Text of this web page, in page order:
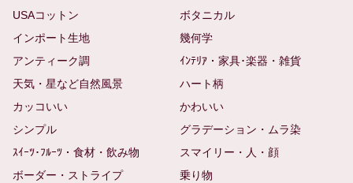
USAコットン
ボタニカル
インポート生地
幾何学
アンティーク調
ｲﾝﾃﾘｱ・家具･楽器・雑貨
天気・星など自然風景
ハート柄
カッコいい
かわいい
シンプル
グラデーション・ムラ染
ｽｲｰﾂ･ﾌﾙｰﾂ・食材・飲み物
スマイリー・人・顔
ボーダー・ストライプ
乗り物